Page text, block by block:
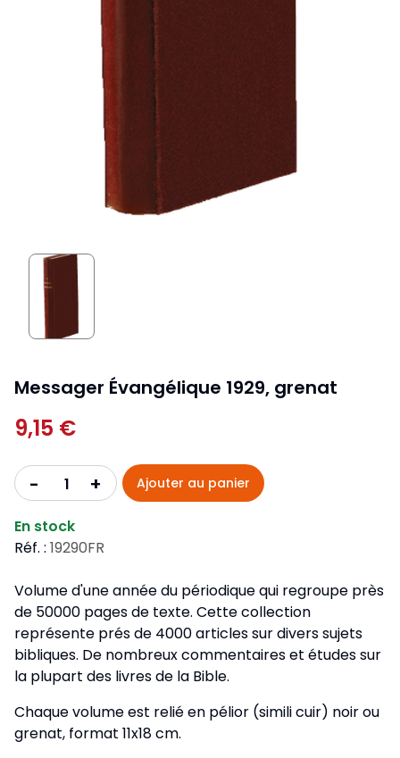
Messager Évangélique 1929, grenat
9,15 €
- + Ajouter au panier
En stock
Réf. : 19290FR
Volume d'une année du périodique qui regroupe près
de 50000 pages de texte. Cette collection
représente prés de 4000 articles sur divers sujets
bibliques. De nombreux commentaires et études sur
la plupart des livres de la Bible.
Chaque volume est relié en pélior (simili cuir) noir ou
grenat, format 11x18 cm.